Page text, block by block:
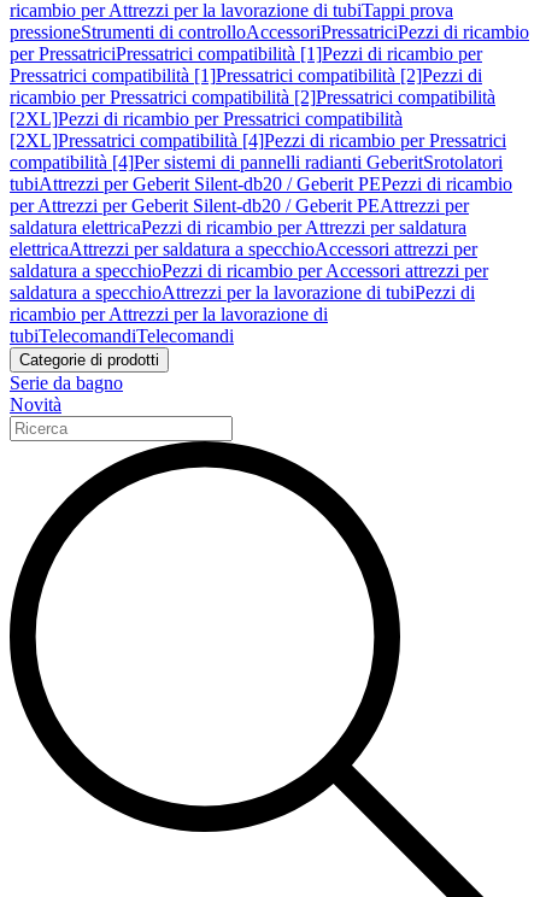
ricambio per Attrezzi per la lavorazione di tubiTappi prova
pressioneStrumenti di controlloAccessoriPressatriciPezzi di ricambio
per PressatriciPressatrici compatibilità [1]Pezzi di ricambio per
Pressatrici compatibilità [1]Pressatrici compatibilità [2]Pezzi di
ricambio per Pressatrici compatibilità [2]Pressatrici compatibilità
[2XL]Pezzi di ricambio per Pressatrici compatibilità
[2XL]Pressatrici compatibilità [4]Pezzi di ricambio per Pressatrici
compatibilità [4]Per sistemi di pannelli radianti GeberitSrotolatori
tubiAttrezzi per Geberit Silent-db20 / Geberit PEPezzi di ricambio
per Attrezzi per Geberit Silent-db20 / Geberit PEAttrezzi per
saldatura elettricaPezzi di ricambio per Attrezzi per saldatura
elettricaAttrezzi per saldatura a specchioAccessori attrezzi per
saldatura a specchioPezzi di ricambio per Accessori attrezzi per
saldatura a specchioAttrezzi per la lavorazione di tubiPezzi di
ricambio per Attrezzi per la lavorazione di
tubiTelecomandiTelecomandi
Categorie di prodotti
Serie da bagno
Novità